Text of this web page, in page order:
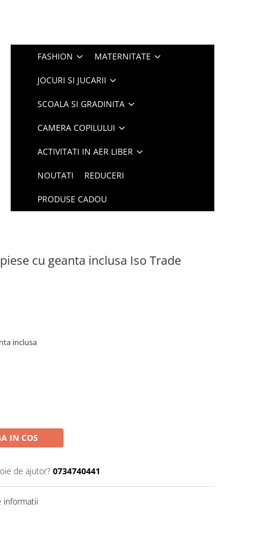
FASHION MATERNITATE
JOCURI SI JUCARII
SCOALA SI GRADINITA
CAMERA COPILULUI
ACTIVITATI IN AER LIBER
NOUTATI REDUCERI
PRODUSE CADOU
cu geanta inclusa Iso Trade
inclusa
IN COS
de ajutor? 0734740441
informatii